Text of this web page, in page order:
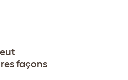
façons